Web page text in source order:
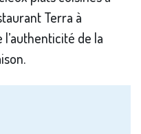
Terra à
de la